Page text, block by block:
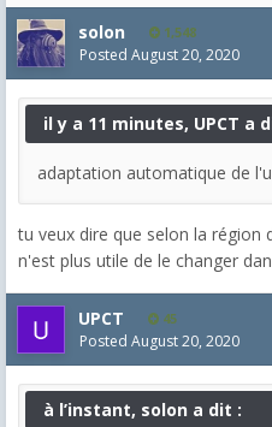
solon 1,548
Posted August 20, 2020
il y a 11 minutes, UPCT a
adaptation automatique de
tu veux dire que selon la région
n'est plus utile de le changer
UPCT 45
Posted August 20, 2020
à l’instant, solon a dit :